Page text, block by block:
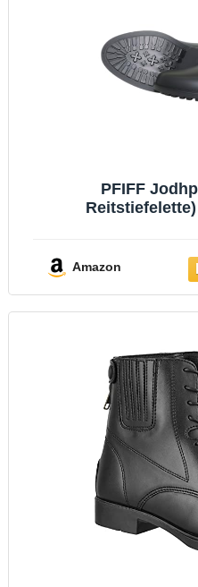
PFIFF
Amazon